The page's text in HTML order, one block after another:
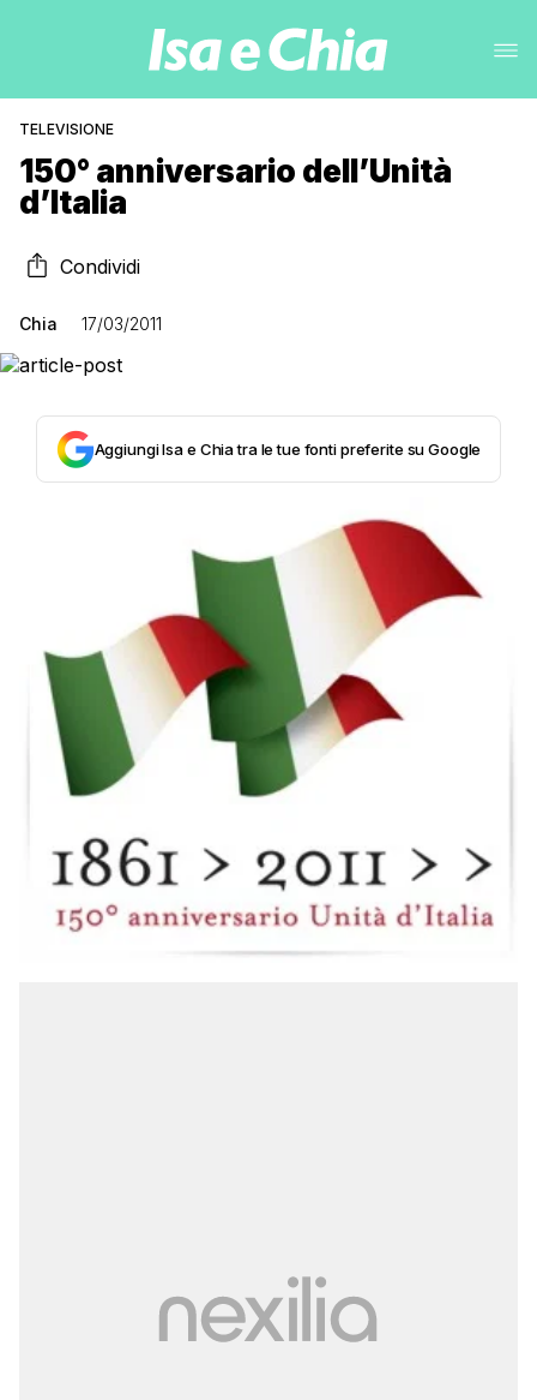
TELEVISIONE
150° anniversario dell’Unità
d’Italia
Condividi
Chia 17/03/2011
Aggiungi Isa e Chia tra le tue fonti preferite su Google